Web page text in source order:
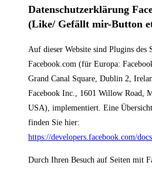
Datenschutzerklärung
(Like/ Gefällt mir-Button
Auf dieser Website sind Plugins des
Facebook.com (für Europa:
Grand Canal Square, Dublin 2,
Facebook Inc., 1601 Willow Road,
USA), implementiert. Eine
finden Sie hier:
https://developers.facebook.com/
Durch Ihren Besuch auf Seiten mit